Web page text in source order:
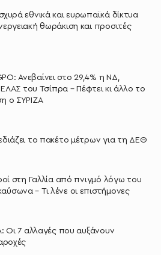
εθνικά και ευρωπαϊκά δίκτυα
θωράκιση και προσιτές
Ανεβαίνει στο 29,4% η ΝΔ,
ΕΛΑΣ του Τσίπρα – Πέφτει κι άλλο το
ο ΣΥΡΙΖΑ
το πακέτο μέτρων για τη ΔΕΘ
στη Γαλλία από πνιγμό λόγω του
– Τι λένε οι επιστήμονες
Οι 7 αλλαγές που αυξάνουν